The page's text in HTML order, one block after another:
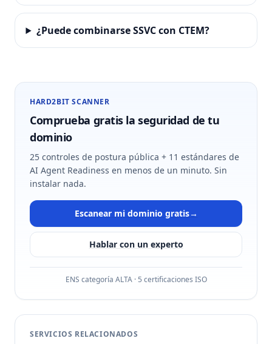
¿Puede combinarse SSVC con CTEM?
HARD2BIT SCANNER
Comprueba gratis la seguridad de tu
dominio
25 controles de postura pública + 11 estándares de
AI Agent Readiness en menos de un minuto. Sin
instalar nada.
Escanear mi dominio gratis→
Hablar con un experto
ENS categoría ALTA · 5 certificaciones ISO
SERVICIOS RELACIONADOS